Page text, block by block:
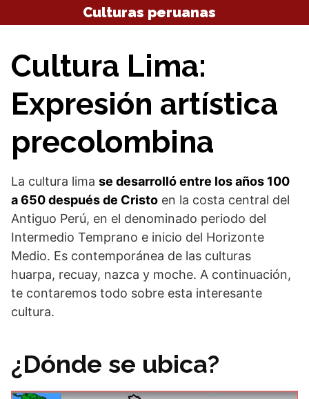
al
Culturas peruanas
Cultura Lima:
Expresión artística
precolombina
La cultura lima se desarrolló entre los años 100
a 650 después de Cristo en la costa central del
Antiguo Perú, en el denominado periodo del
Intermedio Temprano e inicio del Horizonte
Medio. Es contemporánea de las culturas
huarpa, recuay, nazca y moche. A continuación,
te contaremos todo sobre esta interesante
cultura.
¿Dónde se ubica?